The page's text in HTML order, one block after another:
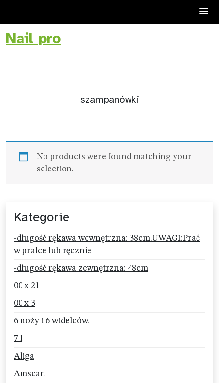
Skip
toNail pro
szampanówki
No products were found matching your
selection.
Kategorie
-długość rękawa wewnętrzna: 38cm.UWAGI:Prać
w pralce lub ręcznie
-długość rękawa zewnętrzna: 48cm
00 x 21
00 x 3
6 noży i 6 widelców.
7 l
Aliga
Amscan